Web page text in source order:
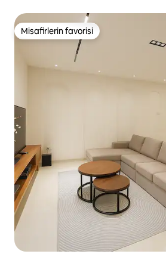
Misafirlerin favorisi
Misafirlerin favorisi